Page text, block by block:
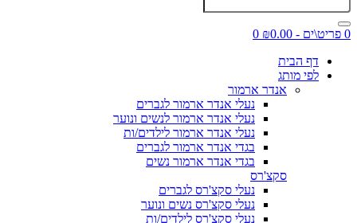
0 פריט\ים - ₪0.00
0
דף הבית
לפי מותג
אנדר ארמור
נעלי אנדר ארמור לגברים
נעלי אנדר ארמור לנשים ונוער
נעלי אנדר ארמור לילדים/ות
בגדי אנדר ארמור לגברים
בגדי אנדר ארמור נשים
סקצ'רס
נעלי סקצ'רס לגברים
נעלי סקצ'רס נשים ונוער
נעלי סקצ'רס לילדים/ות